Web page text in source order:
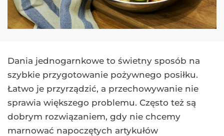
Dania jednogarnkowe to świetny sposób na
szybkie przygotowanie pożywnego posiłku.
Łatwo je przyrządzić, a przechowywanie nie
sprawia większego problemu. Często też są
dobrym rozwiązaniem, gdy nie chcemy
marnować napoczętych artykułów